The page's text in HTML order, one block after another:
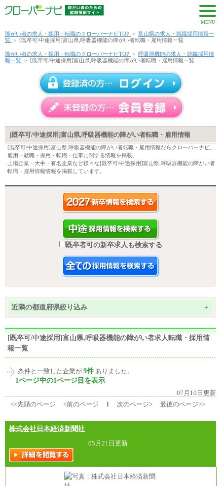
MENU
障がい者の求人・採用・転職のクローバーナビTOP > 富山県の求人・就職採用情報一
覧 > [既卒可/中途採用]富山県,呼吸器機能の障がい者転職・雇用情報一覧
障がい者の求人・採用・転職のクローバーナビTOP > 呼吸器機能の求人・就職採用情
報一覧 > [既卒可/中途採用]富山県,呼吸器機能の障がい者転職・雇用情報一覧
[既卒可/中途採用]富山県,呼吸器機能の障がい者転職・雇用情報
[既卒可/中途採用]富山県,呼吸器機能の障がい者転職・雇用情報ならクローバーナビ。
雇用・就職・採用・転職・仕事に関する情報を掲載。
上場企業・大手・有名企業など様々な[既卒可/中途採用]富山県,呼吸器機能の障がい者
転職・雇用情報情報を掲載しています。
既卒者可の新卒求人も検索する
近隣の都道府県絞り込み +
[既卒可/中途採用]富山県,呼吸器機能の障がい者求人転職・採用情
報一覧
条件と一致した企業が 9件 ありました。
1ページ中の1ページ目を表示
07月10日更新
<<先頭のページ
<前のページ 1 次のページ> 最後のページ>>
株式会社日本経済新聞社
05月21日更新